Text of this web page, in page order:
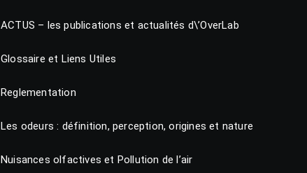
ACTUS – les publications et actualités d\’OverLab
Glossaire et Liens Utiles
Reglementation
Les odeurs : définition, perception, origines et nature
Nuisances olfactives et Pollution de l’air